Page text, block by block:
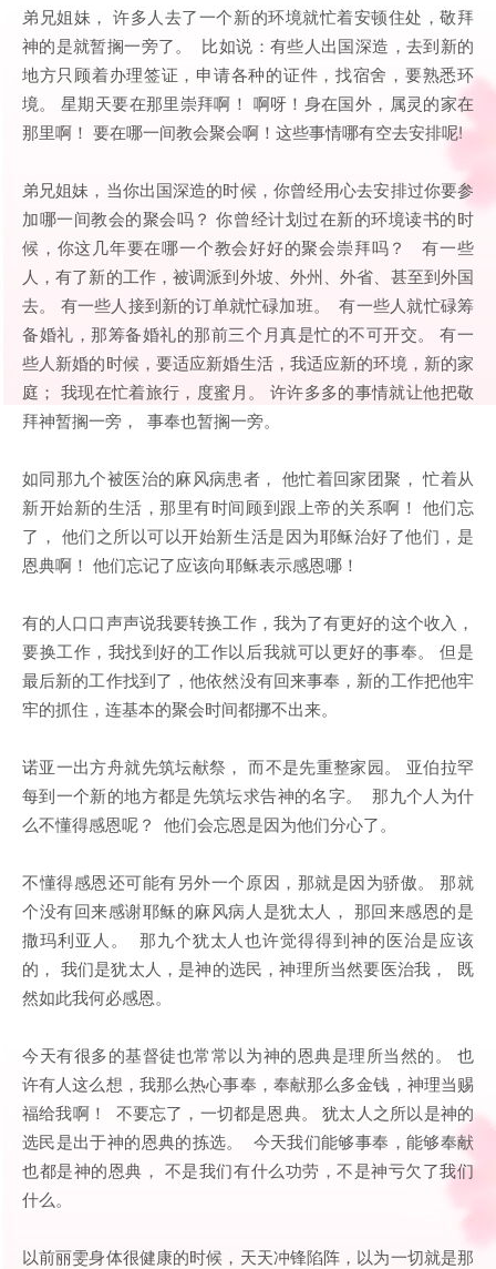
弟兄姐妹， 许多人去了一个新的环境就忙着安顿住处，敬拜
神的是就暂搁一旁了。 比如说：有些人出国深造，去到新的
地方只顾着办理签证，申请各种的证件，找宿舍，要熟悉环
境。 星期天要在那里崇拜啊！ 啊呀！身在国外，属灵的家在
那里啊！ 要在哪一间教会聚会啊！这些事情哪有空去安排呢!
弟兄姐妹，当你出国深造的时候，你曾经用心去安排过你要参
加哪一间教会的聚会吗？ 你曾经计划过在新的环境读书的时
候，你这几年要在哪一个教会好好的聚会崇拜吗？ 有一些
人，有了新的工作，被调派到外坡、外州、外省、甚至到外国
去。 有一些人接到新的订单就忙碌加班。 有一些人就忙碌筹
备婚礼，那筹备婚礼的那前三个月真是忙的不可开交。 有一
些人新婚的时候，要适应新婚生活，我适应新的环境，新的家
庭； 我现在忙着旅行，度蜜月。 许许多多的事情就让他把敬
拜神暂搁一旁， 事奉也暂搁一旁。
如同那九个被医治的麻风病患者， 他忙着回家团聚， 忙着从
新开始新的生活，那里有时间顾到跟上帝的关系啊！ 他们忘
了， 他们之所以可以开始新生活是因为耶稣治好了他们，是
恩典啊！ 他们忘记了应该向耶稣表示感恩哪！
有的人口口声声说我要转换工作，我为了有更好的这个收入，
要换工作，我找到好的工作以后我就可以更好的事奉。 但是
最后新的工作找到了，他依然没有回来事奉，新的工作把他牢
牢的抓住，连基本的聚会时间都挪不出来。
诺亚一出方舟就先筑坛献祭， 而不是先重整家园。 亚伯拉罕
每到一个新的地方都是先筑坛求告神的名字。 那九个人为什
么不懂得感恩呢？ 他们会忘恩是因为他们分心了。
不懂得感恩还可能有另外一个原因，那就是因为骄傲。 那就
个没有回来感谢耶稣的麻风病人是犹太人， 那回来感恩的是
撒玛利亚人。 那九个犹太人也许觉得得到神的医治是应该
的， 我们是犹太人，是神的选民，神理所当然要医治我， 既
然如此我何必感恩。
今天有很多的基督徒也常常以为神的恩典是理所当然的。 也
许有人这么想，我那么热心事奉，奉献那么多金钱，神理当赐
福给我啊！ 不要忘了，一切都是恩典。 犹太人之所以是神的
选民是出于神的恩典的拣选。 今天我们能够事奉，能够奉献
也都是神的恩典， 不是我们有什么功劳，不是神亏欠了我们
什么。
以前丽雯身体很健康的时候，天天冲锋陷阵，以为一切就是那